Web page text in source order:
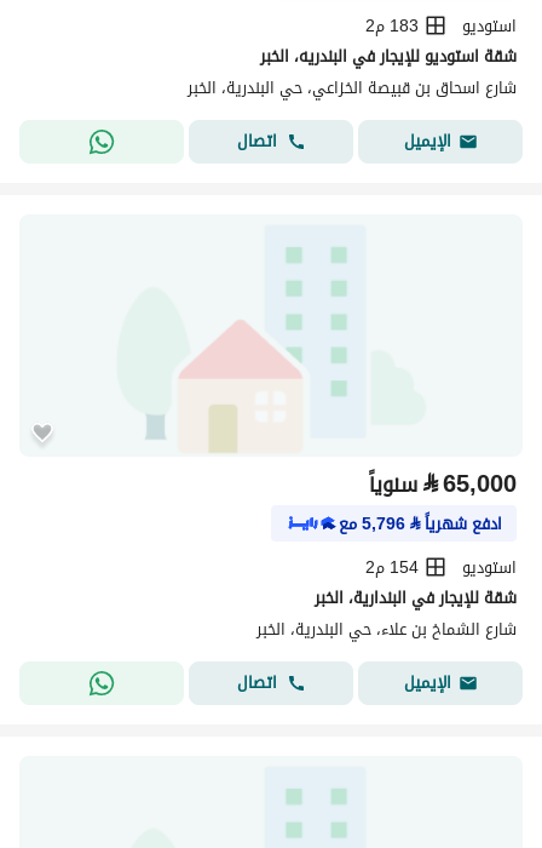
استوديو
183 م2
شقة استوديو للإيجار في البندريه، الخبر
شارع اسحاق بن قبيصة الخزاعي، حي البندرية، الخبر
الإيميل
اتصال
⃁65,000 سنوياً
ادفع شهرياً⃁
5,796مع
استوديو
154 م2
شقة للإيجار في البندارية، الخبر
شارع الشماخ بن علاء، حي البندرية، الخبر
الإيميل
اتصال